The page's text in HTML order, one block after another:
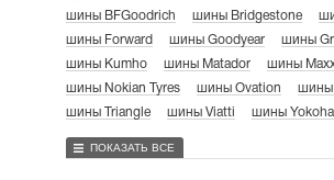
шины BFGoodrich
шины Bridgestone
шины Forward
шины Goodyear шины
шины Kumho
шины Matador шины
шины Nokian Tyres
шины Ovation шины
шины Triangle
шины Viatti шины
ПОКАЗАТЬ ВСЕ